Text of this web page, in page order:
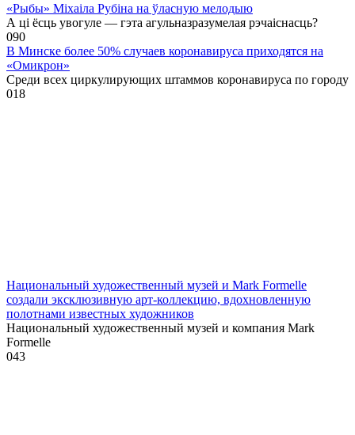
«Рыбы» Міхаіла Рубіна на ўласную мелодыю
А ці ёсць увогуле — гэта агульназразумелая рэчаіснасць?
090
В Минске более 50% случаев коронавируса приходятся на
«Омикрон»
Среди всех циркулирующих штаммов коронавируса по городу
018
Национальный художественный музей и Mark Formelle
создали эксклюзивную арт-коллекцию, вдохновленную
полотнами известных художников
Национальный художественный музей и компания Mark
Formelle
043